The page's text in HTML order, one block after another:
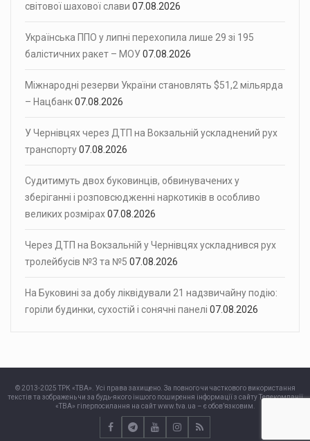
світової шахової слави 07.08.2026
Українська ППО у липні перехопила лише 29 зі 195
балістичних ракет – МОУ07.08.2026
Міжнародні резерви України становлять $51,2 мільярда
– Нацбанк07.08.2026
У Чернівцях через ДТП на Вокзальній ускладнений рух
транспорту07.08.2026
Судитимуть двох буковинців, обвинувачених у
зберіганні і розповсюдженні наркотиків в особливо
великих розмірах07.08.2026
Через ДТП на Вокзальній у Чернівцях ускладнився рух
тролейбусів №3 та №5 07.08.2026
На Буковині за добу ліквідували 21 надзвичайну подію:
горіли будинки, сухостій і сонячні панелі 07.08.2026
© 2013-2025 ТРК «ТВА». Усі права захищено. За повного чи часткового використання
текстів та зображень чи за будь-якого іншого поширення інформації з сайту Телекомпанії
«ТВА» гіперпосилання на сайт www.tva.ua – є обов’язковим.